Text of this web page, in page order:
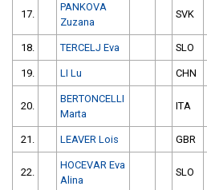
17.
PANKOVA
Zuzana
SVK
18. TERCELJ Eva SLO
19. LI Lu CHN
20.
BERTONCELLI
Marta
ITA
21. LEAVER Lois GBR
22.
HOCEVAR Eva
Alina
SLO